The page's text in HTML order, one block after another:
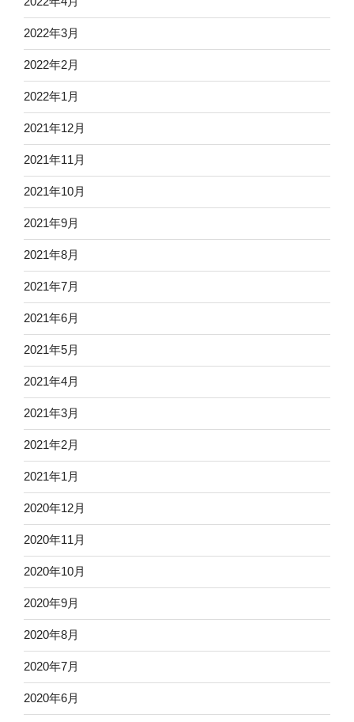
2022年3月
2022年2月
2022年1月
2021年12月
2021年11月
2021年10月
2021年9月
2021年8月
2021年7月
2021年6月
2021年5月
2021年4月
2021年3月
2021年2月
2021年1月
2020年12月
2020年11月
2020年10月
2020年9月
2020年8月
2020年7月
2020年6月